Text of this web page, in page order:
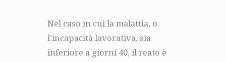
Nel caso in cui la malattia, o
l’incapacità lavorativa, sia
inferiore a giorni 40, il reato è